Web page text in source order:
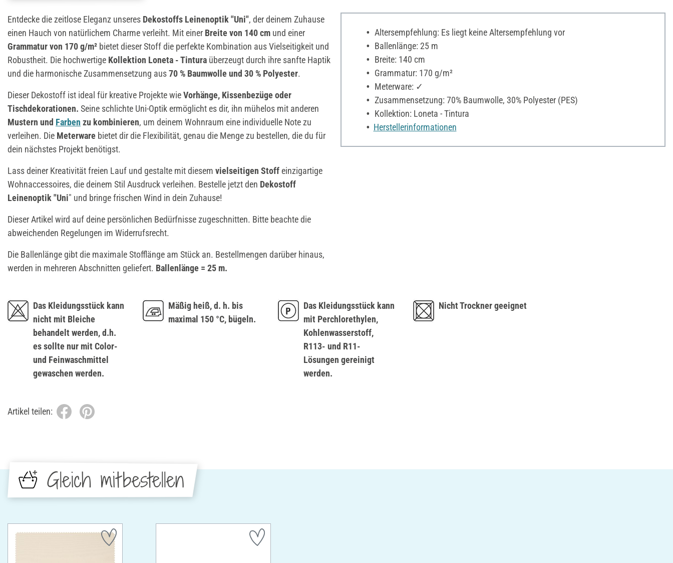
Entdecke die zeitlose Eleganz unseres Dekostoffs Leinenoptik "Uni", der deinem Zuhause
einen Hauch von natürlichem Charme verleiht. Mit einer Breite von 140 cm und einer
Grammatur von 170 g/m² bietet dieser Stoff die perfekte Kombination aus Vielseitigkeit und
Robustheit. Die hochwertige Kollektion Loneta - Tintura überzeugt durch ihre sanfte Haptik
und die harmonische Zusammensetzung aus70 % Baumwolle und 30 % Polyester.
Dieser Dekostoff ist ideal für kreative Projekte wieVorhänge, Kissenbezüge oder
Tischdekorationen. Seine schlichte Uni-Optik ermöglicht es dir, ihn mühelos mit anderen
Mustern und Farben zu kombinieren, um deinem Wohnraum eine individuelle Note zu
verleihen. Die Meterware bietet dir die Flexibilität, genau die Menge zu bestellen, die du für
dein nächstes Projekt benötigst.
Lass deiner Kreativität freien Lauf und gestalte mit diesem vielseitigen Stoff einzigartige
Wohnaccessoires, die deinem Stil Ausdruck verleihen. Bestelle jetzt den Dekostoff
Leinenoptik "Uni" und bringe frischen Wind in dein Zuhause!
Dieser Artikel wird auf deine persönlichen Bedürfnisse zugeschnitten. Bitte beachte die
abweichenden Regelungen im Widerrufsrecht.
Die Ballenlänge gibt die maximale Stofflänge am Stück an. Bestellmengen darüber hinaus,
werden in mehreren Abschnitten geliefert. Ballenlänge = 25 m.
Altersempfehlung: Es liegt keine Altersempfehlung vor
Ballenlänge: 25 m
Breite: 140 cm
Grammatur: 170 g/m²
Meterware: ✓
Zusammensetzung: 70% Baumwolle, 30% Polyester (PES)
Kollektion: Loneta - Tintura
Herstellerinformationen
Das Kleidungsstück kann
nicht mit Bleiche
behandelt werden, d.h.
es sollte nur mit Color-
und Feinwaschmittel
gewaschen werden.
Mäßig heiß, d. h. bis
maximal 150 °C, bügeln.
Das Kleidungsstück kann
mit Perchlorethylen,
Kohlenwasserstoff,
R113- und R11-
Lösungen gereinigt
werden.
Nicht Trockner geeignet
Artikel teilen:
Gleich mitbestellen